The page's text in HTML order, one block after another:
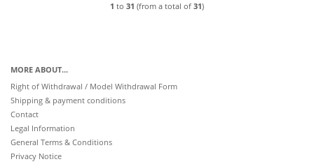
1 to 31 (from a total of 31)
MORE ABOUT...
Right of Withdrawal / Model Withdrawal Form
Shipping & payment conditions
Contact
Legal Information
General Terms & Conditions
Privacy Notice